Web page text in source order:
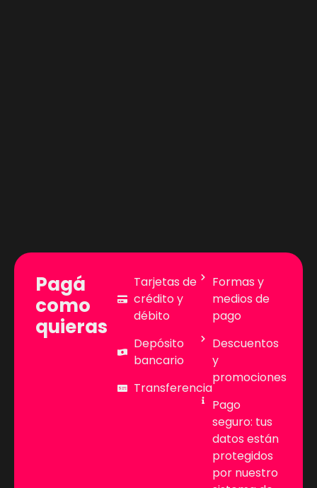
Pagá
como
quieras
Tarjetas de
crédito y
débito
Depósito
bancario
Transferencia
Formas y
medios de
pago
Descuentos
y
promociones
Pago
seguro: tus
datos están
protegidos
por nuestro